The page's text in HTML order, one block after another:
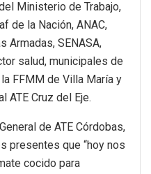
Ministerio de Trabajo,
de la Nación, ANAC,
Armadas, SENASA,
salud, municipales de
FFMM de Villa María y
ATE Cruz del Eje.
de ATE Córdobas,
presentes que “hoy nos
cocido para